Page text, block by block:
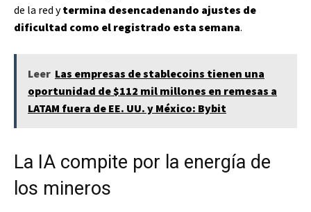
de la red ytermina desencadenando ajustes de
dificultad como el registrado esta semana.
Leer Las empresas de stablecoins tienen una
oportunidad de $112 mil millones en remesas a
LATAM fuera de EE. UU. y México: Bybit
La IA compite por la energía de
los mineros